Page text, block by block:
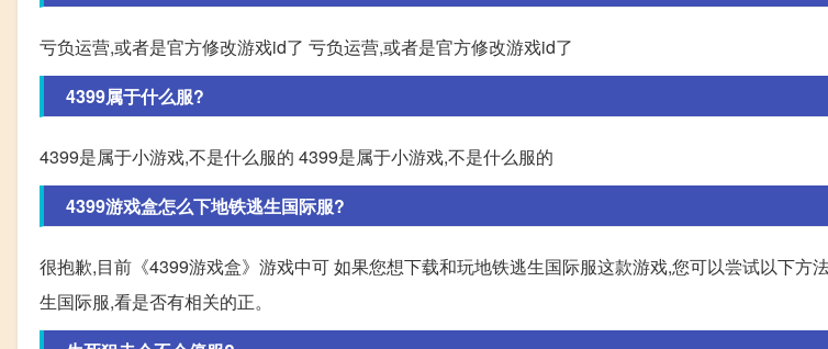
亏负运营,或者是官方修改游戏id了 亏负运营,或者是官方修改游戏id了
4399属于什么服?
4399是属于小游戏,不是什么服的 4399是属于小游戏,不是什么服的
4399游戏盒怎么下地铁逃生国际服?
很抱歉,目前《4399游戏盒》游戏中可 如果您想下载和玩地铁逃生国际服这款游戏,您可以尝试以下方
生国际服,看是否有相关的正。